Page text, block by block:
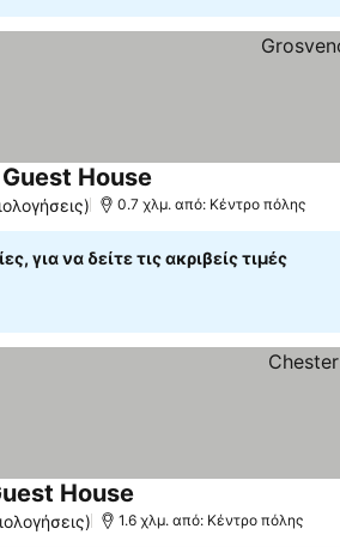
House
0.7 χλμ. από: Κέντρο πόλης
για να δείτε τις ακριβείς τιμές
House
1.6 χλμ. από: Κέντρο πόλης